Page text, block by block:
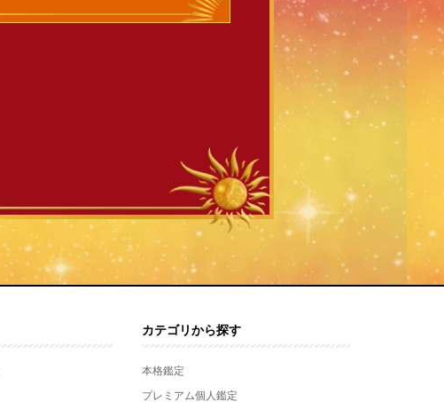
カテゴリから探す
本格鑑定
プレミアム個人鑑定